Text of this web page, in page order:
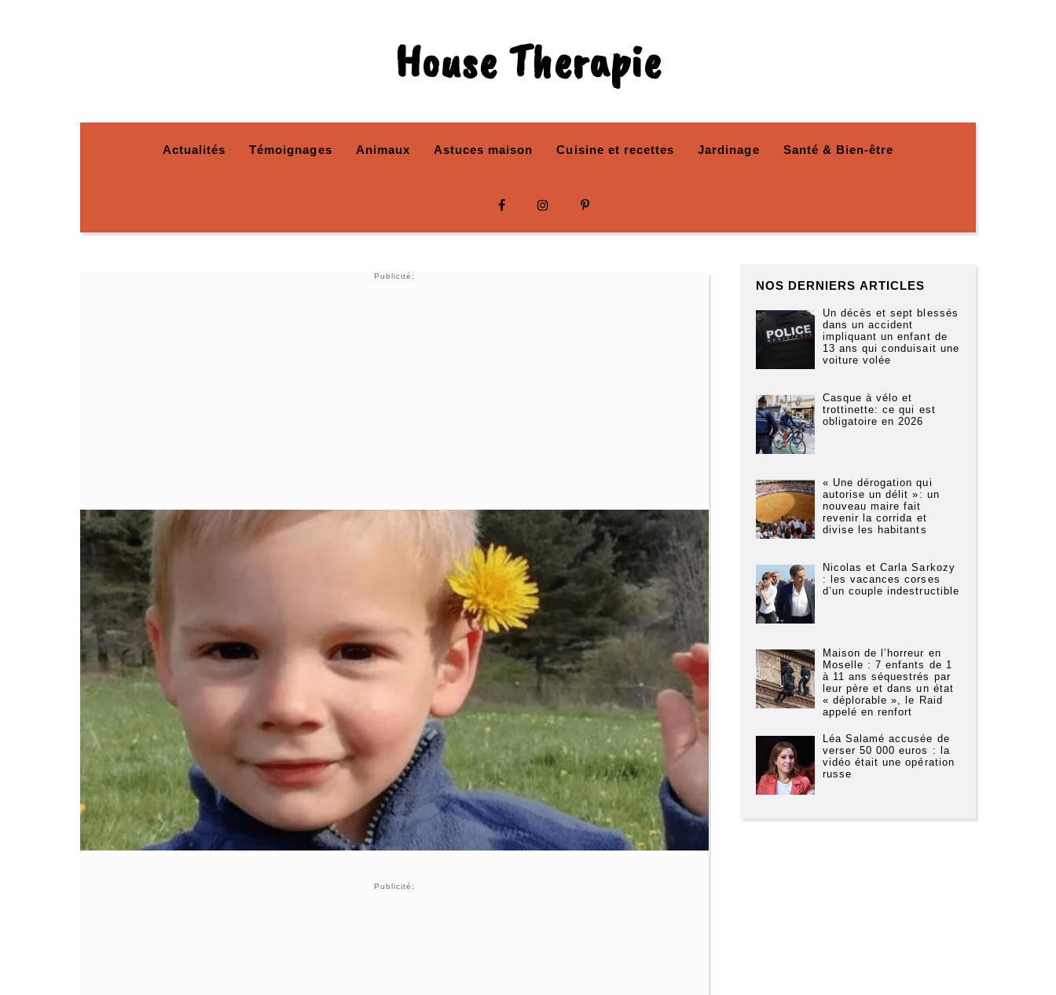
House Therapie
Actualités Témoignages Animaux Astuces maison Cuisine et recettes Jardinage Santé & Bien-être
Publicité:
Publicité:
NOS DERNIERS ARTICLES
Un décès et sept blessés
dans un accident
impliquant un enfant de
13 ans qui conduisait une
voiture volée
Casque à vélo et
trottinette: ce qui est
obligatoire en 2026
« Une dérogation qui
autorise un délit »: un
nouveau maire fait
revenir la corrida et
divise les habitants
Nicolas et Carla Sarkozy
: les vacances corses
d’un couple indestructible
Maison de l’horreur en
Moselle : 7 enfants de 1
à 11 ans séquestrés par
leur père et dans un état
« déplorable », le Raid
appelé en renfort
Léa Salamé accusée de
verser 50 000 euros : la
vidéo était une opération
russe